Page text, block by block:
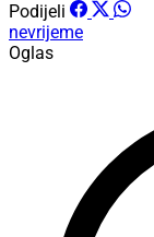
Podijeli
nevrijeme
Oglas